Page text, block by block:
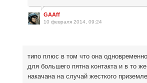
GAAff
10 февраля 2014, 09:24
типо плюс в том что она
для большего пятна контакта и в то
накачана на случай жесткого